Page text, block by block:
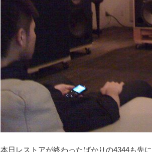
本日レストアが終わったばかりの4344も先